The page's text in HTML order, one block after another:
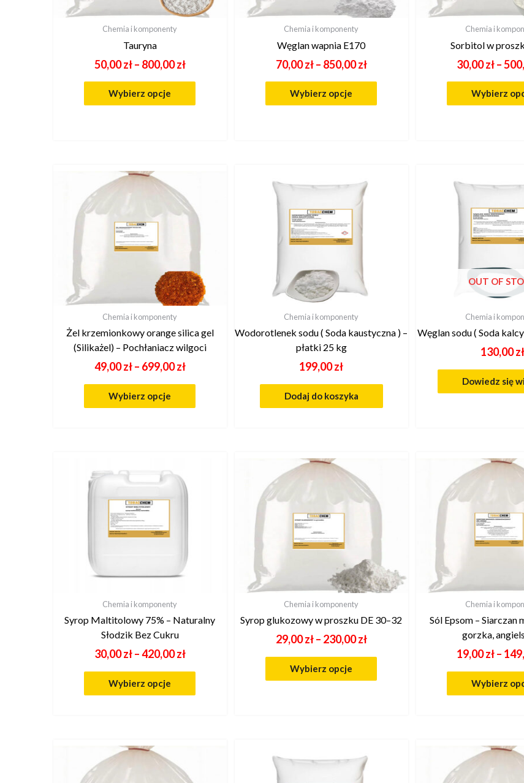
Chemia i komponenty
Tauryna
50,00zł– 800,00zł
Wybierz opcje
Chemia i komponenty
Węglan wapnia E170
70,00zł– 850,00zł
Wybierz opcje
Chemia i
Sorbitol w
30,00zł–
Wybierz
Chemia i komponenty
Żel krzemionkowy orange silica gel
(Silikażel) – Pochłaniacz wilgoci
49,00zł– 699,00zł
Wybierz opcje
Chemia i komponenty
Wodorotlenek sodu ( Soda kaustyczna ) –
płatki 25 kg
199,00zł
Dodaj do koszyka
OUT OF
Chemia i
Węglan sodu ( Soda
130,00zł
Dowiedz się
Chemia i komponenty
Syrop Maltitolowy 75% – Naturalny
Słodzik Bez Cukru
30,00zł–420,00zł
Wybierz opcje
Chemia i komponenty
Syrop glukozowy w proszku DE 30–32
29,00zł– 230,00zł
Wybierz opcje
Chemia i
Sól Epsom – Siarczan
gorzka,
19,00zł–
Wybierz